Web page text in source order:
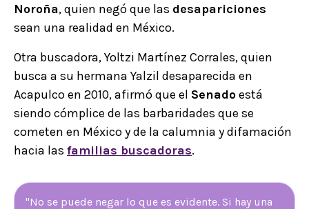
Noroña, quien negó que las desapariciones
sean una realidad en México.
Otra buscadora, Yoltzi Martínez Corrales, quien
busca a su hermana Yalzil desaparecida en
Acapulco en 2010, afirmó que el Senadoestá
siendo cómplice de las barbaridades que se
cometen en México y de la calumnia y difamación
hacia las familias buscadoras.
"No se puede negar lo que es evidente. Si hay una